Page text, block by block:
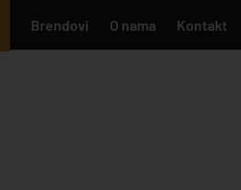
Brendovi O nama Kontakt